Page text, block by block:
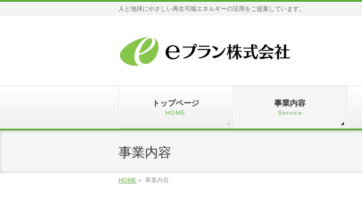
人と地球にやさしい再生可能エネルギーの活用をご提案しています。
トップページ
HOME
事業内容
Service
事業内容
HOME » 事業内容